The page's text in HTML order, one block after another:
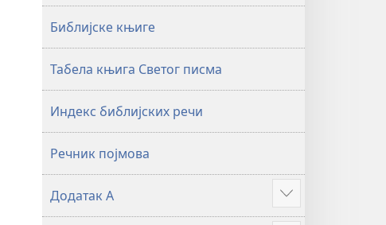
свет
издање
из
2019)
свет
издање
из
2019)
Библијске књиге
Табела књига Светог писма
Индекс библијских речи
Речник појмова
Додатак А Више